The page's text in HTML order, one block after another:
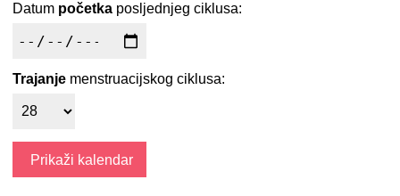
Datum početka posljednjeg ciklusa:
Trajanje menstruacijskog ciklusa: